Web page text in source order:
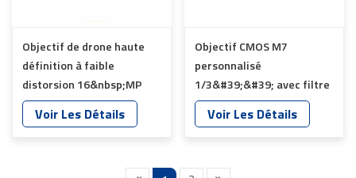
Objectif de drone haute
définition à faible
distorsion 16&nbsp;MP
YT-9888-A1
Voir Les Détails
Objectif CMOS M7
personnalisé
1/3&#39;&#39; avec filtre
IR TTL 8 mm pour mini
caméra embarquée YT-
Voir Les Détails